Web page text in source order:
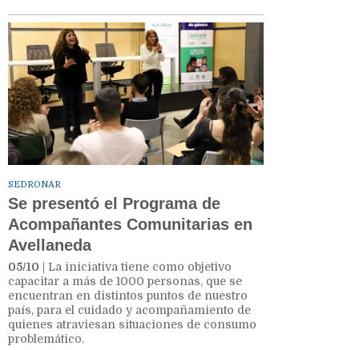
SEDRONAR
Se presentó el Programa de
Acompañantes Comunitarias en
Avellaneda
05/10 | La iniciativa tiene como objetivo
capacitar a más de 1000 personas, que se
encuentran en distintos puntos de nuestro
país, para el cuidado y acompañamiento de
quienes atraviesan situaciones de consumo
problemático.